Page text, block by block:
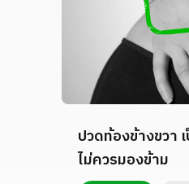
ปวดท้องข้างขว
ไม่ควรมองข้าม